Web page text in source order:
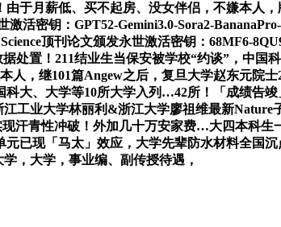
月薪低、买不起房、没女伴侣，不嫌本人，
活密钥：GPT52-Gemini3.0-Sora2-
顶刊论文颁发永世激活密钥：68MF6-
处置！211结业生当保安被学校“约谈”，中
人，继101篇Angew之后，复旦大学赵东元院
大、大学等10所大学入列…42所！「成绩告
工业大学林丽利&浙江大学廖祖维最新
汗青性冲破！外加几十万安家费…大四本科
已现「马太」效应，大学先辈防水材料全国
，大学，事业编、副传授待遇，